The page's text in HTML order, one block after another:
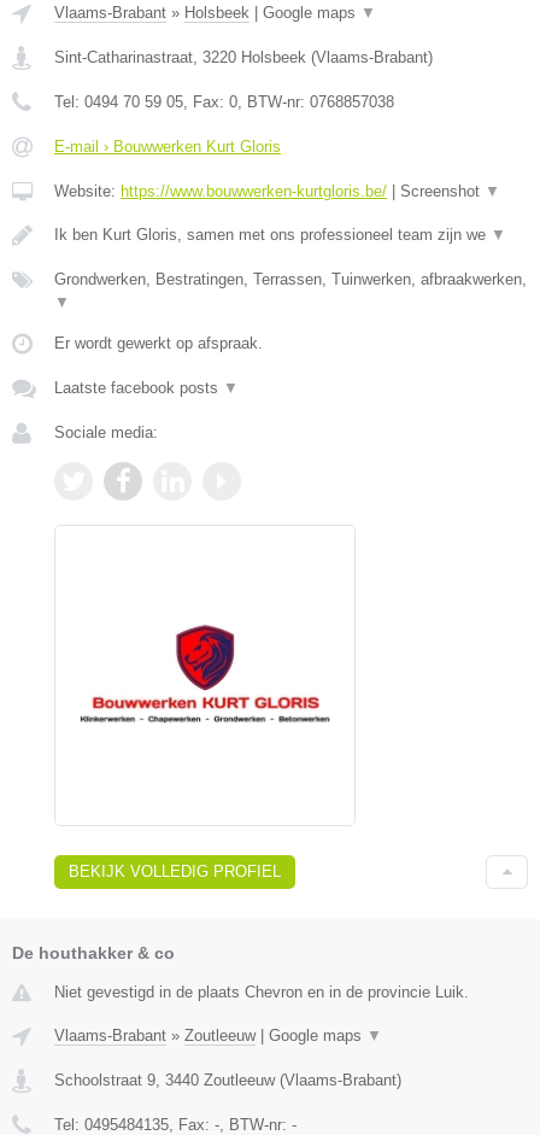
Vlaams-Brabant » Holsbeek Google maps ▼
Sint-Catharinastraat, 3220 Holsbeek (Vlaams-Brabant)
Tel: 0494 70 59 05, Fax: 0, BTW-nr: 0768857038
E-mail › Bouwwerken Kurt Gloris
Website: https://www.bouwwerken-kurtgloris.be/ Screenshot ▼
Ik ben Kurt Gloris, samen met ons professioneel team zijn we ▼
Grondwerken, Bestratingen, Terrassen, Tuinwerken, afbraakwerken,
▼
Er wordt gewerkt op afspraak.
Laatste facebook posts ▼
Sociale media:
BEKIJK VOLLEDIG PROFIEL
De houthakker & co
Niet gevestigd in de plaats Chevron en in de provincie Luik.
Vlaams-Brabant » Zoutleeuw| Google maps ▼
Schoolstraat 9, 3440 Zoutleeuw(Vlaams-Brabant)
Tel: 0495484135, Fax: -, BTW-nr: -